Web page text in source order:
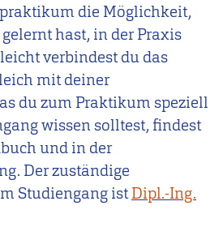
die Möglichkeit,
hast, in der Praxis
verbindest du das
mit deiner
du zum Praktikum speziell
wissen solltest, findest
und in der
Der zuständige
Studiengang istDipl.-Ing.